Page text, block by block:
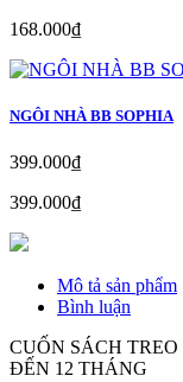
168.000₫
NGÔI NHÀ BB SOPHIA
399.000₫
399.000₫
Mô tả sản phẩm
Bình luận
CUỐN SÁCH
ĐẾN 12 THÁNG